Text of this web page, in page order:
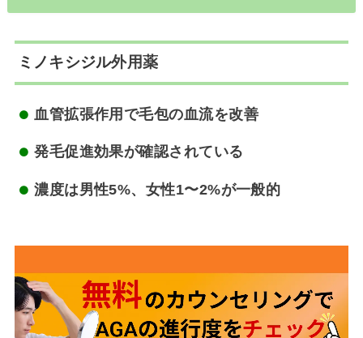
ミノキシジル外用薬
血管拡張作用で毛包の血流を改善
発毛促進効果が確認されている
濃度は男性5%、女性1〜2%が一般的